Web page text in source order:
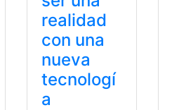
realidad
con una
nueva
tecnologí
a